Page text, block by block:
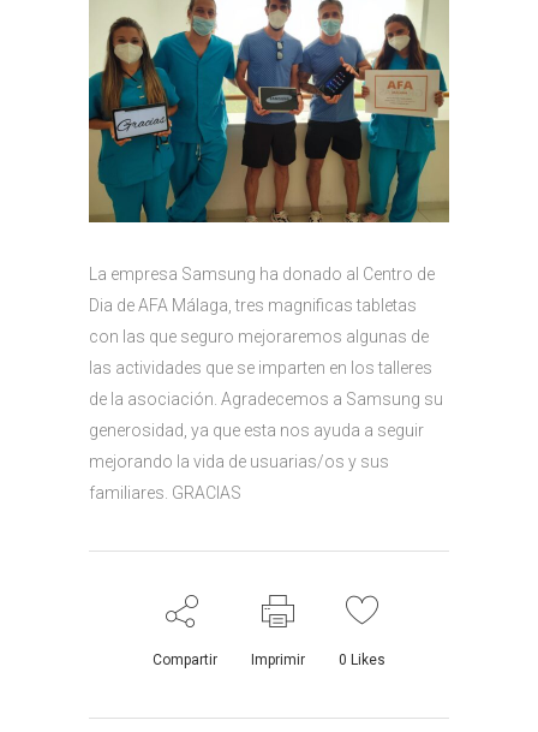
La empresa Samsung ha donado al Centro de
Dia de AFA Málaga, tres magnificas tabletas
con las que seguro mejoraremos algunas de
las actividades que se imparten en los talleres
de la asociación. Agradecemos a Samsung su
generosidad, ya que esta nos ayuda a seguir
mejorando la vida de usuarias/os y sus
familiares. GRACIAS
Compartir Imprimir 0 Likes